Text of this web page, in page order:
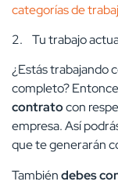
categorías de
2. Tu trabajo
¿Estás trabajando
completo?
contratocon
empresa. Así
que te generarán
Tambiéndebes